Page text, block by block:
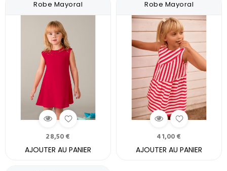
Robe Mayoral
28,50 €
AJOUTER AU PANIER
Robe Mayoral
41,00 €
AJOUTER AU PANIER